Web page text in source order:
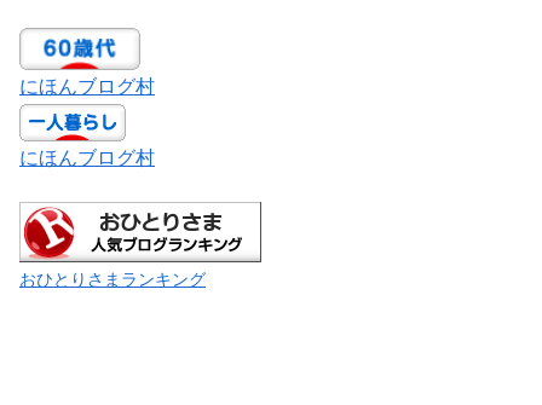
にほんブログ村
にほんブログ村
おひとりさまランキング